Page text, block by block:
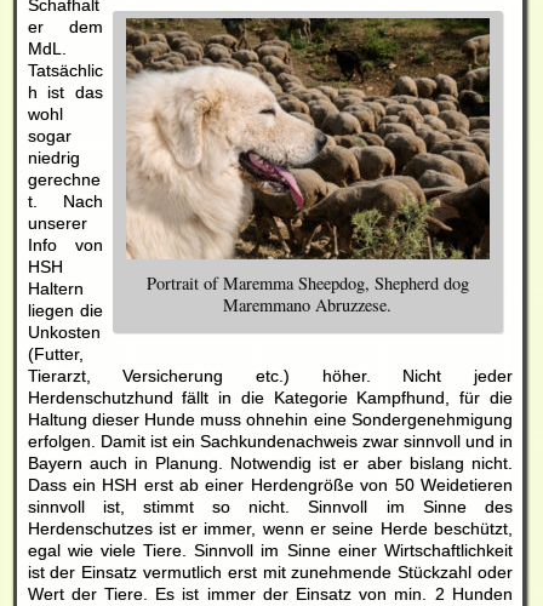
Portrait of Maremma Sheepdog, Shepherd dog
Maremmano Abruzzese.
Schafhalt
er dem
MdL.
Tatsächlic
h ist das
wohl
sogar
niedrig
gerechne
t. Nach
unserer
Info von
HSH
Haltern
liegen die
Unkosten
(Futter,
Tierarzt, Versicherung etc.) höher. Nicht jeder
Herdenschutzhund fällt in die Kategorie Kampfhund, für die
Haltung dieser Hunde muss ohnehin eine Sondergenehmigung
erfolgen. Damit ist ein Sachkundenachweis zwar sinnvoll und in
Bayern auch in Planung. Notwendig ist er aber bislang nicht.
Dass ein HSH erst ab einer Herdengröße von 50 Weidetieren
sinnvoll ist, stimmt so nicht. Sinnvoll im Sinne des
Herdenschutzes ist er immer, wenn er seine Herde beschützt,
egal wie viele Tiere. Sinnvoll im Sinne einer Wirtschaftlichkeit
ist der Einsatz vermutlich erst mit zunehmende Stückzahl oder
Wert der Tiere. Es ist immer der Einsatz von min. 2 Hunden